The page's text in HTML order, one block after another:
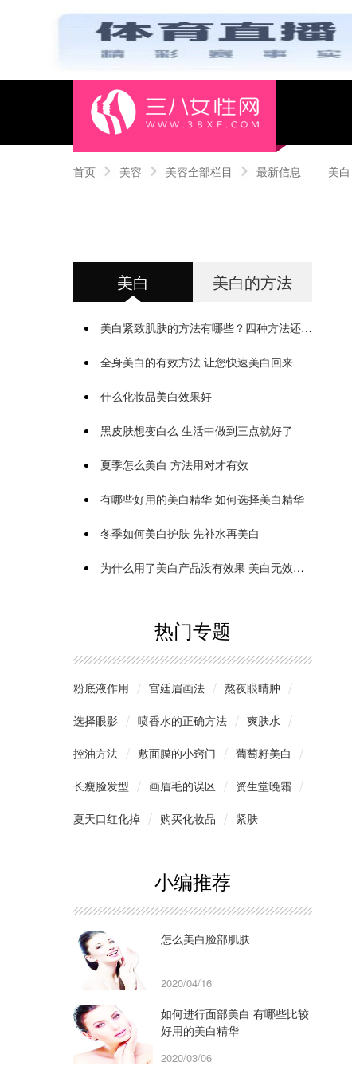
首页 美容 美容全部栏目 最新信息 美白
美白 美白的方法
美白紧致肌肤的方法有哪些？四种方法还你靓白肌肤
全身美白的有效方法 让您快速美白回来
什么化妆品美白效果好
黑皮肤想变白么 生活中做到三点就好了
夏季怎么美白 方法用对才有效
有哪些好用的美白精华 如何选择美白精华
冬季如何美白护肤 先补水再美白
为什么用了美白产品没有效果 美白无效原因居然是这些
热门专题
粉底液作用 宫廷眉画法 熬夜眼睛肿
选择眼影 喷香水的正确方法 爽肤水
控油方法 敷面膜的小窍门 葡萄籽美白
长瘦脸发型 画眉毛的误区 资生堂晚霜
夏天口红化掉 购买化妆品 紧肤
小编推荐
怎么美白脸部肌肤
2020/04/16
如何进行面部美白 有哪些比较
好用的美白精华
2020/03/06